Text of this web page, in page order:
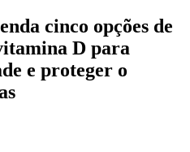
cinco opções de
D para
e proteger o